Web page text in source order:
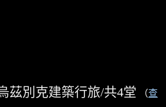
茲別克建築行旅/共4堂 （查